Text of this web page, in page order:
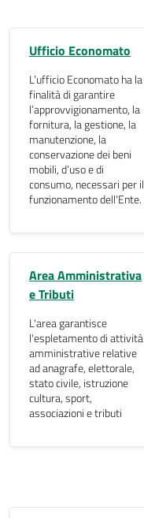
Ufficio Economato
L’ufficio Economato ha la
finalità di garantire
l’approvvigionamento, la
fornitura, la gestione, la
manutenzione, la
conservazione dei beni
mobili, d’uso e di
consumo, necessari per il
funzionamento dell'Ente.
Area Amministrativa
e Tributi
L'area garantisce
l'espletamento di attività
amministrative relative
ad anagrafe, elettorale,
stato civile, istruzione
cultura, sport,
associazioni e tributi